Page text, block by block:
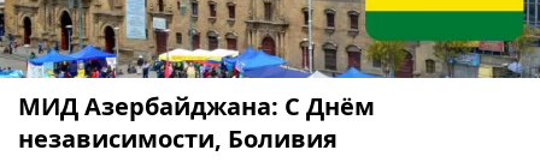
МИД Азербайджана: С Днём
независимости, Боливия